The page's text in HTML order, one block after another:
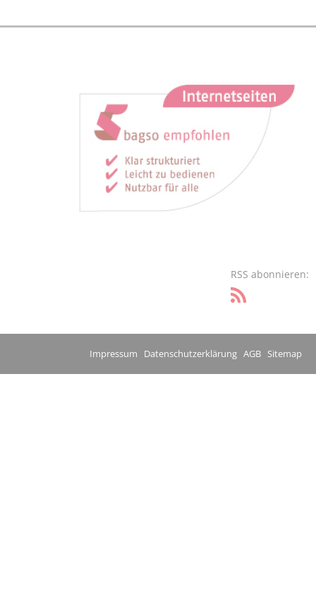
RSS abonnieren:
Impressum Datenschutzerklärung AGB Sitemap